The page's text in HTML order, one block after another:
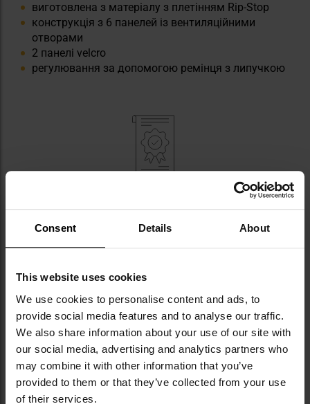
Consent Details About
This website uses cookies
We use cookies to personalise content and ads, to
provide social media features and to analyse our traffic.
We also share information about your use of our site with
our social media, advertising and analytics partners who
may combine it with other information that you’ve
provided to them or that they’ve collected from your use
of their services.
виготовлена з матеріалу з плетінням Rip-Stop
конструкція з 6 панелей із вентиляційними
отворами
2 панелі velcro
регулювання за допомогою ремінця з липучкою
ТЕХНІЧНІ ХАРАКТЕРИСТИКИ
Колір: Black
Матеріал: 83% поліестер, 17% еластан
Вага: 75 г
Інформація про виробника та техніку безпеки